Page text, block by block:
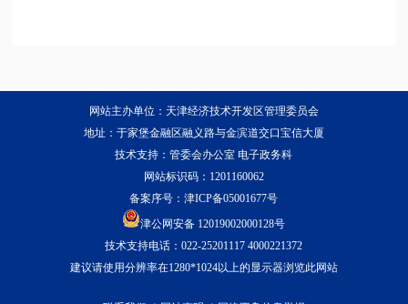
网站主办单位：天津经济技术开发区管理委员会
地址：于家堡金融区融义路与金滨道交口宝信大厦
技术支持：管委会办公室 电子政务科
网站标识码：1201160062
备案序号：津ICP备05001677号
津公网安备 12019002000128号
技术支持电话：022-25201117 4000221372
建议请使用分辨率在1280*1024以上的显示器浏览此网站